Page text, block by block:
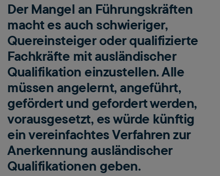
Der Mangel an Führungskräften
macht es auch schwieriger,
Quereinsteiger oder qualifizierte
Fachkräfte mit ausländischer
Qualifikation einzustellen. Alle
müssen angelernt, angeführt,
gefördert und gefordert werden,
vorausgesetzt, es würde künftig
ein vereinfachtes Verfahren zur
Anerkennung ausländischer
Qualifikationen geben.